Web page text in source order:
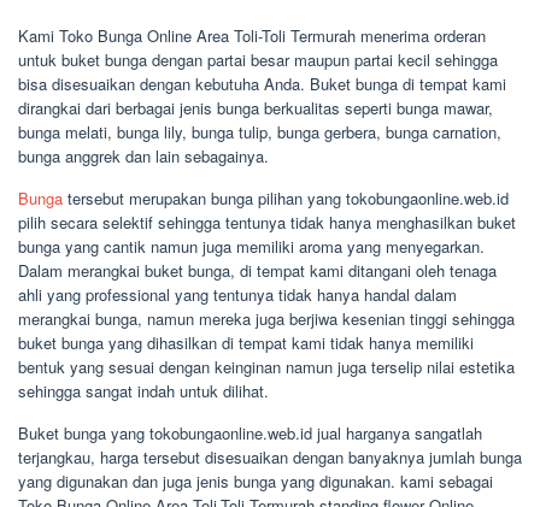
Kami Toko Bunga Online Area Toli-Toli Termurah menerima orderan
untuk buket bunga dengan partai besar maupun partai kecil sehingga
bisa disesuaikan dengan kebutuha Anda. Buket bunga di tempat kami
dirangkai dari berbagai jenis bunga berkualitas seperti bunga mawar,
bunga melati, bunga lily, bunga tulip, bunga gerbera, bunga carnation,
bunga anggrek dan lain sebagainya.
Bunga tersebut merupakan bunga pilihan yang tokobungaonline.web.id
pilih secara selektif sehingga tentunya tidak hanya menghasilkan buket
bunga yang cantik namun juga memiliki aroma yang menyegarkan.
Dalam merangkai buket bunga, di tempat kami ditangani oleh tenaga
ahli yang professional yang tentunya tidak hanya handal dalam
merangkai bunga, namun mereka juga berjiwa kesenian tinggi sehingga
buket bunga yang dihasilkan di tempat kami tidak hanya memiliki
bentuk yang sesuai dengan keinginan namun juga terselip nilai estetika
sehingga sangat indah untuk dilihat.
Buket bunga yang tokobungaonline.web.id jual harganya sangatlah
terjangkau, harga tersebut disesuaikan dengan banyaknya jumlah bunga
yang digunakan dan juga jenis bunga yang digunakan. kami sebagai